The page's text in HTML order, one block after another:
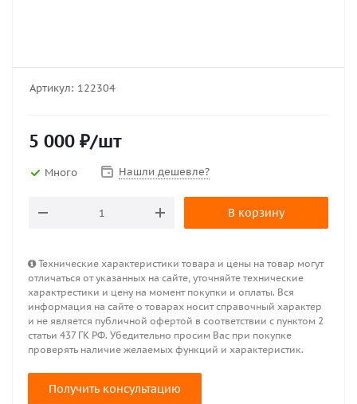
Артикул: 122304
5 000 ₽/шт
Много Нашли дешевле?
В корзину
Технические характеристики товара и цены на товар могут
отличаться от указанных на сайте, уточняйте технические
характрестики и цену на момент покупки и оплаты. Вся
информация на сайте о товарах носит справочный характер
и не является публичной офертой в соответствии с пунктом 2
статьи 437 ГК РФ. Убедительно просим Вас при покупке
проверять наличие желаемых функций и характеристик.
Получить консультацию